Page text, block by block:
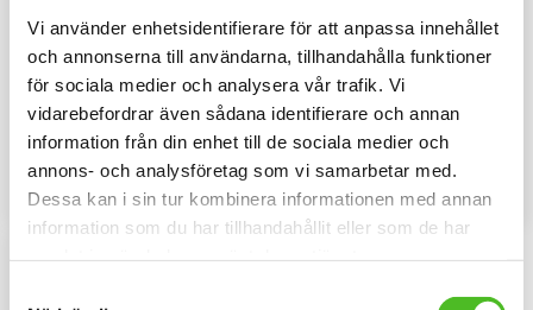
Vi använder enhetsidentifierare för att anpassa innehållet
och annonserna till användarna, tillhandahålla funktioner
för sociala medier och analysera vår trafik. Vi
vidarebefordrar även sådana identifierare och annan
information från din enhet till de sociala medier och
annons- och analysföretag som vi samarbetar med.
Dessa kan i sin tur kombinera informationen med annan
information som du har tillhandahållit eller som de har
Nyckelring med
Rottweiler
Elegant nyckelring i massiv
metall. Bilden är ca 27mm i
diameter och laminerad för att
vara hållbar och ge ett intryck av
djup i bilden.
109SEK
Lägg till i favoriter
KÖP
Dekaler med Rottweiler
kvalitet med ett motiv av
Rottweiler. Finns i 3 storlekar 10
cm , 15 cm och 30 cm i diameter.
79SEK
Lägg